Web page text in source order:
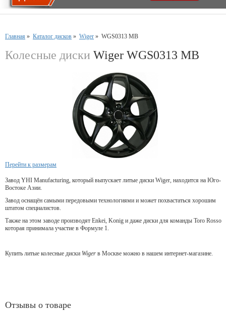
Главная » Каталог дисков » Wiger » WGS0313 MB
Колесные диски Wiger WGS0313 MB
Перейти к размерам
Завод YHI Manufacturing, который выпускает литые диски Wiger, находится на Юго-
Востоке Азии.
Завод оснащён самыми передовыми технологиями и может похвастаться хорошим
штатом специалистов.
Также на этом заводе производят Enkei, Konig и даже диски для команды Toro Rosso
которая принимала участие в Формуле 1.
Купить литые колесные диски Wiger в Москве можно в нашем интернет-магазине.
Отзывы о товаре